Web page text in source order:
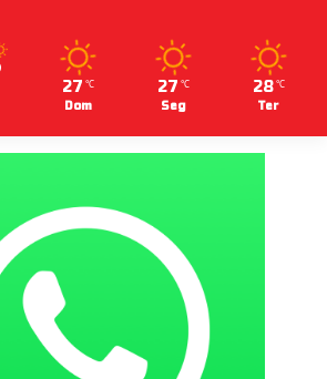
27 ℃
Dom
27 ℃
Seg
28 ℃
Ter